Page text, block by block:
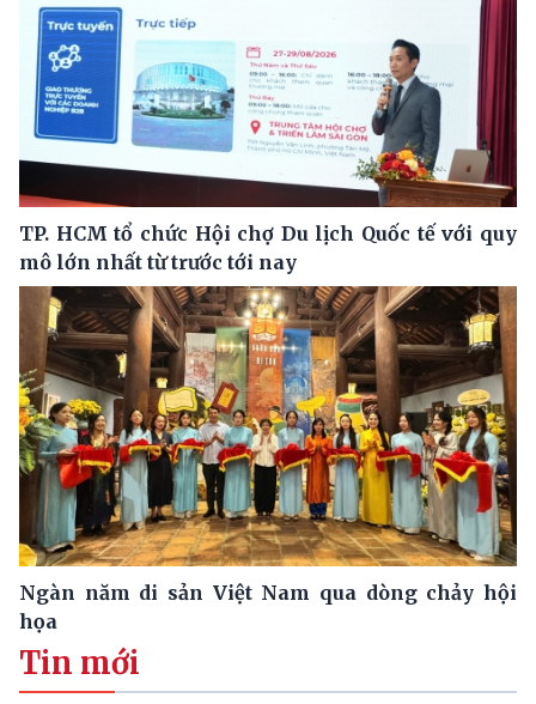
TP. HCM tổ chức Hội chợ Du lịch Quốc tế với quy
mô lớn nhất từ trước tới nay
Ngàn năm di sản Việt Nam qua dòng chảy hội
họa
Tin mới